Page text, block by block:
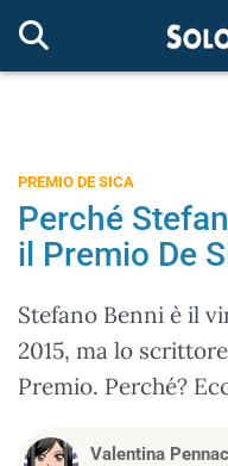
PREMIO DE SICA
Perché
il Premio De
Stefano Benni è il
2015, ma lo
Premio. Perché?
Valentina